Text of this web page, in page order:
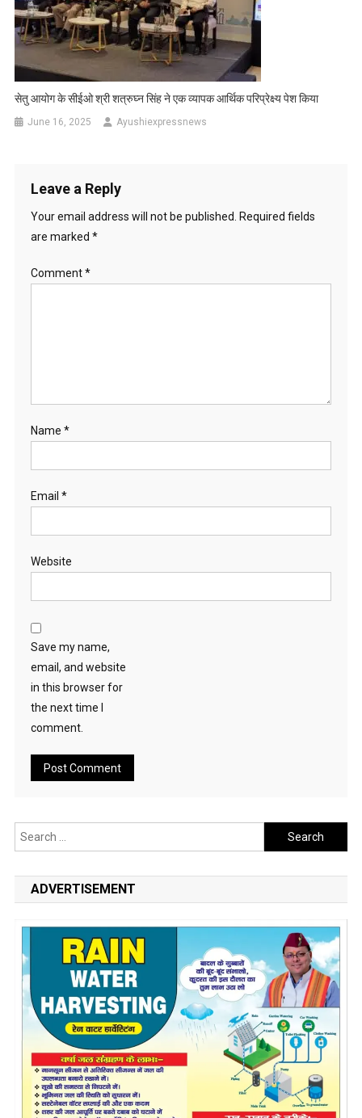
सेतु आयोग के सीईओ श्री शत्रुघ्न सिंह ने एक व्यापक आर्थिक परिप्रेक्ष्य पेश किया
June 16, 2025 Ayushiexpressnews
Leave a Reply
Your email address will not be published.
Required fields
are marked *
Comment*
Name *
Email *
Website
Save my name,
email, and website
in this browser for
the next time I
comment.
Search
for:
ADVERTISEMENT